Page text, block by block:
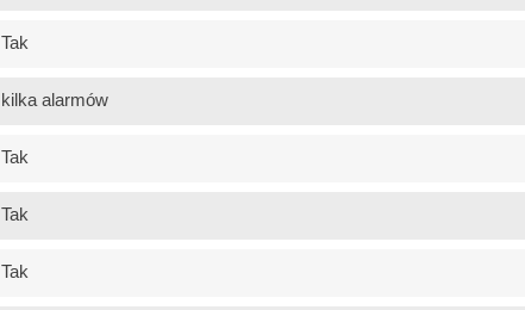
Tak
kilka alarmów
Tak
Tak
Tak